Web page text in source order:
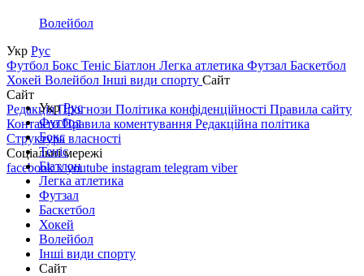
Волейбол
Укр Рус
Футбол Бокс Теніс Біатлон Легка атлетика Футзал Баскетбол
Хокей Волейбол Інші види спорту Сайт
Сайт
РедакціяПрогнози Політика конфіденційності Правила сайту
КонтактиПравила коментування Редакційна політика
Структура власності
Соціальні мережі
facebookxyoutube instagram telegram viber
УкрРус
Футбол
Бокс
Теніс
Біатлон
Легка атлетика
Футзал
Баскетбол
Хокей
Волейбол
Інші види спорту
Сайт